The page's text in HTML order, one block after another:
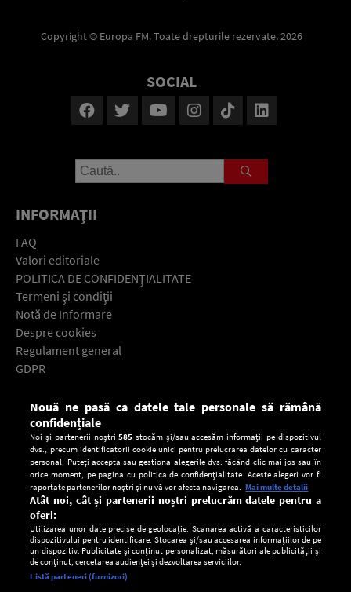
Copyright © Europa FM. Toate drepturile rezervate. 2026
SOCIAL
INFORMAŢII
FAQ
Valori editoriale
POLITICA DE CONFIDENŢIALITATE
Termeni şi condiţii
Notă de Informare
Despre cookies
Regulament general
GDPR
Descarcă gratuit aplicaţia Europa FM pentru smartphone:
Setări:
Nouă ne pasă ca datele tale personale să rămână
confidențiale
Noi și partenerii noștri585 stocăm și/sau accesăm informații pe dispozitivul
dvs., precum identificatorii cookie unici pentru prelucrarea datelor cu caracter
personal. Puteți accepta sau gestiona alegerile dvs. făcând clic mai jos sau în
orice moment, pe pagina cu politica de confidențialitate. Aceste alegeri vor fi
raportate partenerilor noștri și nu vă vor afecta navigarea. Mai multe detalii
Atât noi, cât și partenerii noștri prelucrăm datele pentru a
oferi:
Utilizarea unor date precise de geolocație. Scanarea activă a caracteristicilor
dispozitivului pentru identificare. Stocarea și/sau accesarea informațiilor de pe
un dispozitiv. Publicitate și conținut personalizat, măsurători ale publicității și
de conținut, cercetarea audienței și dezvoltarea serviciilor.
Listă parteneri (furnizori)